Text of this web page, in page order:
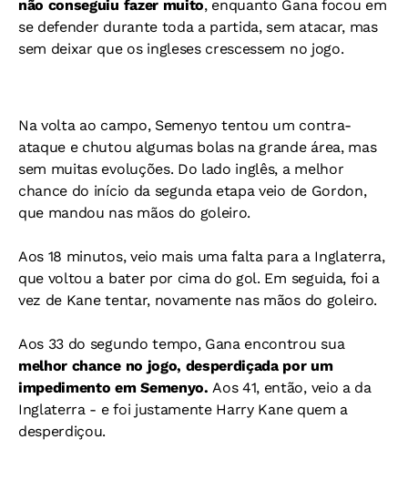
não conseguiu fazer muito, enquanto Gana focou em
se defender durante toda a partida, sem atacar, mas
sem deixar que os ingleses crescessem no jogo.
Na volta ao campo, Semenyo tentou um contra-
ataque e chutou algumas bolas na grande área, mas
sem muitas evoluções. Do lado inglês, a melhor
chance do início da segunda etapa veio de Gordon,
que mandou nas mãos do goleiro.
Aos 18 minutos, veio mais uma falta para a Inglaterra,
que voltou a bater por cima do gol. Em seguida, foi a
vez de Kane tentar, novamente nas mãos do goleiro.
Aos 33 do segundo tempo, Gana encontrou sua
melhor chance no jogo, desperdiçada por um
impedimento em Semenyo.Aos 41, então, veio a da
Inglaterra - e foi justamente Harry Kane quem a
desperdiçou.